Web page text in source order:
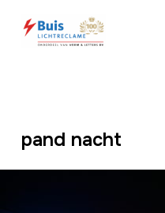
pand nacht